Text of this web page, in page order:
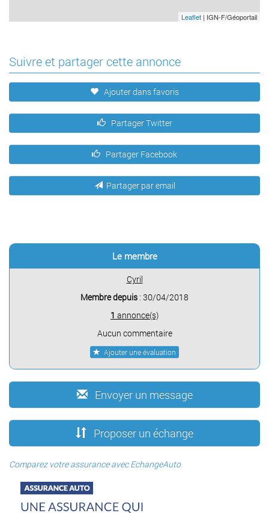
Leaflet | IGN-F/Géoportail
Suivre et partager cette annonce
Ajouter dans favoris
Partager Twitter
Partager Facebook
Partager par email
Le membre
Cyril
Membre depuis : 30/04/2018
1 annonce(s)
Aucun commentaire
Ajouter une évaluation
Envoyer un message
Proposer un échange
Comparez votre assurance avec EchangeAuto